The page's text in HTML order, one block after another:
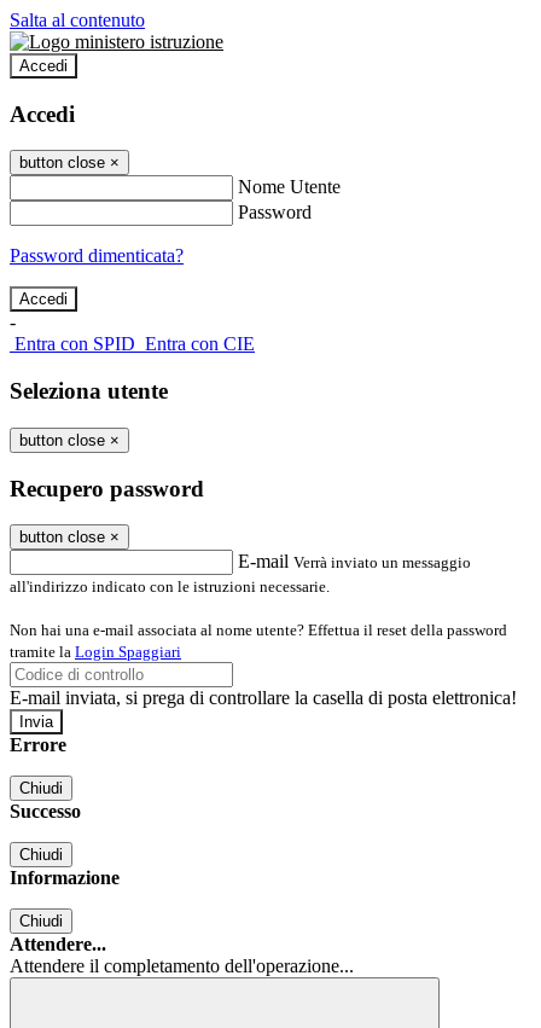
Salta al contenuto
Accedi
Accedi
button close ×
Nome Utente
Password
Password dimenticata?
-
Entra con SPID Entra con CIE
Seleziona utente
button close ×
Recupero password
button close ×
E-mail Verrà inviato un messaggio
all'indirizzo indicato con le istruzioni necessarie.
Non hai una e-mail associata al nome utente? Effettua il reset della password
tramite la Login Spaggiari
E-mail inviata, si prega di controllare la casella di posta elettronica!
Errore
Chiudi
Successo
Chiudi
Informazione
Chiudi
Attendere...
Attendere il completamento dell'operazione...